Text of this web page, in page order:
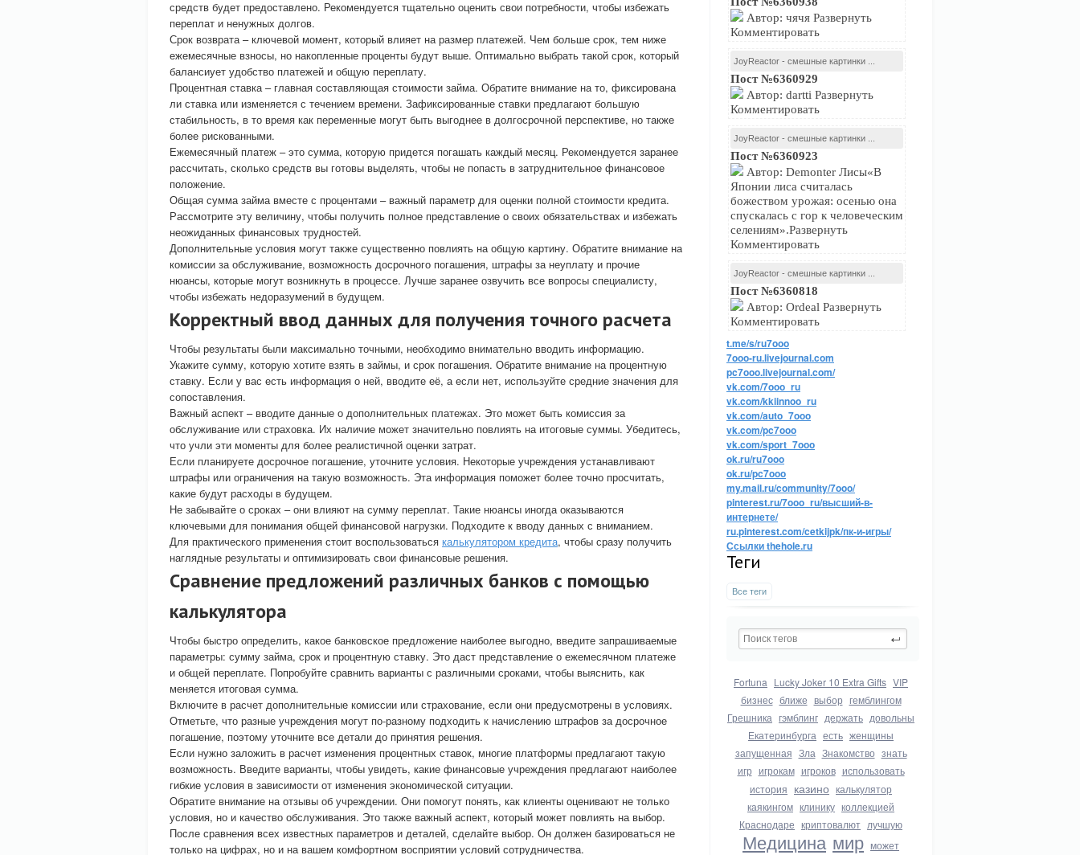
Автор: чячя Развернуть
Комментировать
JoyReactor - смешные картинки ...
Пост №6360929
Автор: dartti Развернуть
Комментировать
JoyReactor - смешные картинки ...
Пост №6360923
Автор: Demonter Лисы«В
Японии лиса считалась
божеством урожая: осенью она
спускалась с гор к человеческим
селениям».Развернуть
Комментировать
JoyReactor - смешные картинки ...
Пост №6360818
Автор: Ordeal Развернуть
Комментировать
t.me/s/ru7ooo
7ooo-ru.livejournal.com
pc7ooo.livejournal.com/
vk.com/7ooo_ru
vk.com/kkiinnoo_ru
vk.com/auto_7ooo
vk.com/pc7ooo
vk.com/sport_7ooo
ok.ru/ru7ooo
ok.ru/pc7ooo
my.mail.ru/community/7ooo/
pinterest.ru/7ooo_ru/высший-в-
интернете/
ru.pinterest.com/cetkijpk/пк-и-игры/
Ссылки thehole.ru
Теги
Все теги
Fortuna Lucky Joker 10 Extra Gifts VIP
бизнес ближе выбор гемблингом
Грешника гэмблинг держать довольны
Екатеринбурга есть женщины
запущенная Зла Знакомство знать
игр игрокам игроков использовать
история казино калькулятор
каякингом клинику коллекцией
Краснодаре криптовалют лучшую
Медицина мир может
средств будет предоставлено. Рекомендуется тщательно оценить свои потребности, чтобы избежать
переплат и ненужных долгов.
Срок возврата – ключевой момент, который влияет на размер платежей. Чем больше срок, тем ниже
ежемесячные взносы, но накопленные проценты будут выше. Оптимально выбрать такой срок, который
балансиует удобство платежей и общую переплату.
Процентная ставка – главная составляющая стоимости займа. Обратите внимание на то, фиксирована
ли ставка или изменяется с течением времени. Зафиксированные ставки предлагают большую
стабильность, в то время как переменные могут быть выгоднее в долгосрочной перспективе, но также
более рискованными.
Ежемесячный платеж – это сумма, которую придется погашать каждый месяц. Рекомендуется заранее
рассчитать, сколько средств вы готовы выделять, чтобы не попасть в затруднительное финансовое
положение.
Общая сумма займа вместе с процентами – важный параметр для оценки полной стоимости кредита.
Рассмотрите эту величину, чтобы получить полное представление о своих обязательствах и избежать
неожиданных финансовых трудностей.
Дополнительные условия могут также существенно повлиять на общую картину. Обратите внимание на
комиссии за обслуживание, возможность досрочного погашения, штрафы за неуплату и прочие
нюансы, которые могут возникнуть в процессе. Лучше заранее озвучить все вопросы специалисту,
чтобы избежать недоразумений в будущем.
Корректный ввод данных для получения точного расчета
Чтобы результаты были максимально точными, необходимо внимательно вводить информацию.
Укажите сумму, которую хотите взять в займы, и срок погашения. Обратите внимание на процентную
ставку. Если у вас есть информация о ней, вводите её, а если нет, используйте средние значения для
сопоставления.
Важный аспект – вводите данные о дополнительных платежах. Это может быть комиссия за
обслуживание или страховка. Их наличие может значительно повлиять на итоговые суммы. Убедитесь,
что учли эти моменты для более реалистичной оценки затрат.
Если планируете досрочное погашение, уточните условия. Некоторые учреждения устанавливают
штрафы или ограничения на такую возможность. Эта информация поможет более точно просчитать,
какие будут расходы в будущем.
Не забывайте о сроках – они влияют на сумму переплат. Такие нюансы иногда оказываются
ключевыми для понимания общей финансовой нагрузки. Подходите к вводу данных с вниманием.
Для практического применения стоит воспользоваться калькулятором кредита, чтобы сразу получить
наглядные результаты и оптимизировать свои финансовые решения.
Сравнение предложений различных банков с помощью
калькулятора
Чтобы быстро определить, какое банковское предложение наиболее выгодно, введите запрашиваемые
параметры: сумму займа, срок и процентную ставку. Это даст представление о ежемесячном платеже
и общей переплате. Попробуйте сравнить варианты с различными сроками, чтобы выяснить, как
меняется итоговая сумма.
Включите в расчет дополнительные комиссии или страхование, если они предусмотрены в условиях.
Отметьте, что разные учреждения могут по-разному подходить к начислению штрафов за досрочное
погашение, поэтому уточните все детали до принятия решения.
Если нужно заложить в расчет изменения процентных ставок, многие платформы предлагают такую
возможность. Введите варианты, чтобы увидеть, какие финансовые учреждения предлагают наиболее
гибкие условия в зависимости от изменения экономической ситуации.
Обратите внимание на отзывы об учреждении. Они помогут понять, как клиенты оценивают не только
условия, но и качество обслуживания. Это также важный аспект, который может повлиять на выбор.
После сравнения всех известных параметров и деталей, сделайте выбор. Он должен базироваться не
только на цифрах, но и на вашем комфортном восприятии условий сотрудничества.